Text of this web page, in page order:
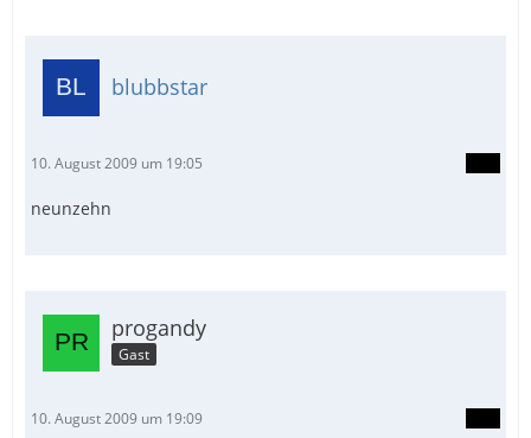
blubbstar
10. August 2009 um 19:05
neunzehn
progandy
Gast
10. August 2009 um 19:09